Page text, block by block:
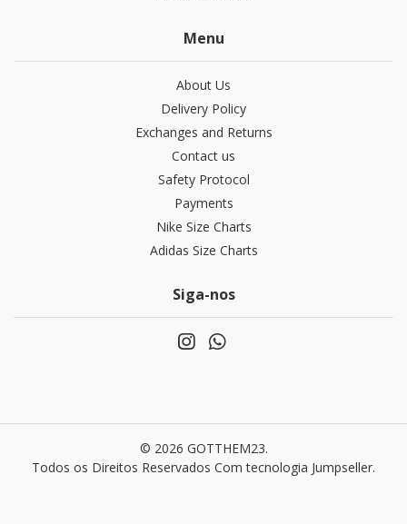
Menu
About Us
Delivery Policy
Exchanges and Returns
Contact us
Safety Protocol
Payments
Nike Size Charts
Adidas Size Charts
Siga-nos
© 2026 GOTTHEM23.
Todos os Direitos Reservados Com tecnologia Jumpseller.